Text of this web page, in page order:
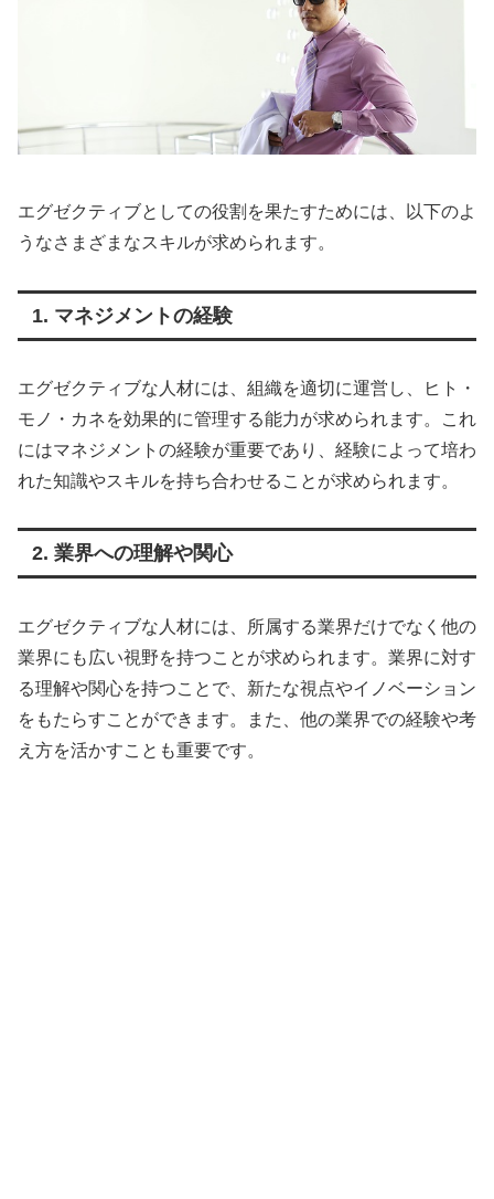
エグゼクティブとしての役割を果たすためには、以下のよ
うなさまざまなスキルが求められます。
1. マネジメントの経験
エグゼクティブな人材には、組織を適切に運営し、ヒト・
モノ・カネを効果的に管理する能力が求められます。これ
にはマネジメントの経験が重要であり、経験によって培わ
れた知識やスキルを持ち合わせることが求められます。
2. 業界への理解や関心
エグゼクティブな人材には、所属する業界だけでなく他の
業界にも広い視野を持つことが求められます。業界に対す
る理解や関心を持つことで、新たな視点やイノベーション
をもたらすことができます。また、他の業界での経験や考
え方を活かすことも重要です。